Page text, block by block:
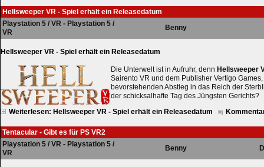
Hellsweeper VR - Spiel erhält ein Releasedatum
Playstation 5 / VR - Playstation 5 /
VR
Benny
Hellsweeper VR - Spiel erhält ein Releasedatum
Die Unterwelt ist in Aufruhr, denn Hellsweeper
Sairento VR und dem Publisher Vertigo
bevorstehenden Abstieg in das Reich der
der schicksalhafte Tag des Jüngsten Gerichts?
Weiterlesen: Hellsweeper VR - Spiel erhält ein Releasedatum
Tentacular - Gibt es für PS VR2
Playstation 5 / VR - Playstation 5 /
VR
Benny